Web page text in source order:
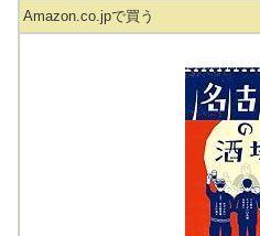
Amazon.co.jpで買う